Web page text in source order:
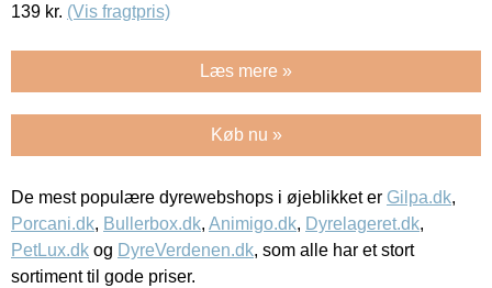
139 kr. (Vis fragtpris)
Læs mere »
Køb nu »
De mest populære dyrewebshops i øjeblikket er Gilpa.dk,
Porcani.dk, Bullerbox.dk, Animigo.dk, Dyrelageret.dk,
PetLux.dk og DyreVerdenen.dk, som alle har et stort
sortiment til gode priser.